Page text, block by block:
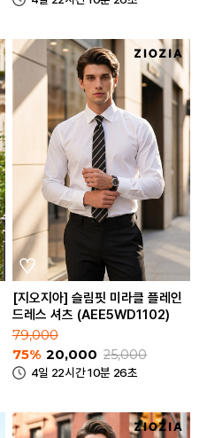
[지오지아] 슬림핏 미라클 플레인
드레스 셔츠 (AEE5WD1102)
79,000
75% 20,000 25,000
4일 22시간 10분 26초